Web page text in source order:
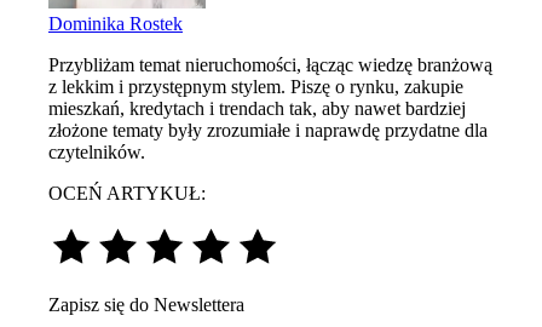
Dominika Rostek
Przybliżam temat nieruchomości, łącząc wiedzę branżową
z lekkim i przystępnym stylem. Piszę o rynku, zakupie
mieszkań, kredytach i trendach tak, aby nawet bardziej
złożone tematy były zrozumiałe i naprawdę przydatne dla
czytelników.
OCEŃ ARTYKUŁ:
Zapisz się do Newslettera